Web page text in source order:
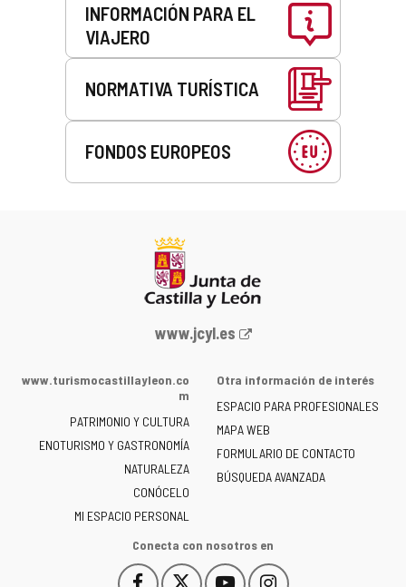
INFORMACIÓN PARA EL
VIAJERO
NORMATIVA TURÍSTICA
FONDOS EUROPEOS
Portal
la
de
Castilla
y
León
-
www.jcyl.es
www.turismocastillayleon.co
m
PATRIMONIO Y CULTURA
ENOTURISMO Y GASTRONOMÍA
NATURALEZA
CONÓCELO
MI ESPACIO PERSONAL
Otra información de interés
ESPACIO PARA PROFESIONALES
MAPA WEB
FORMULARIO DE CONTACTO
BÚSQUEDA AVANZADA
Conecta con nosotros en
Facebook YouTubeInstagram